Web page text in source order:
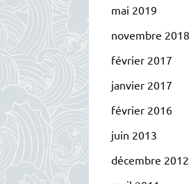
mai 2019
novembre 2018
février 2017
janvier 2017
février 2016
juin 2013
décembre 2012